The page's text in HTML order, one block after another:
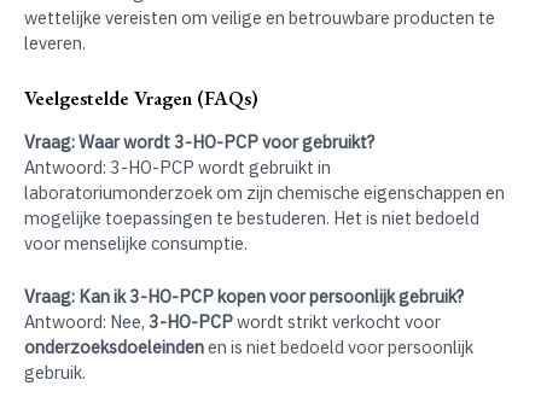
wettelijke vereisten om veilige en betrouwbare producten te
leveren.
Veelgestelde Vragen (FAQs)
Vraag: Waar wordt 3-HO-PCP voor gebruikt?
Antwoord: 3-HO-PCP wordt gebruikt in
laboratoriumonderzoek om zijn chemische eigenschappen en
mogelijke toepassingen te bestuderen. Het is niet bedoeld
voor menselijke consumptie.
Vraag: Kan ik 3-HO-PCP kopen voor persoonlijk gebruik?
Antwoord: Nee, 3-HO-PCPwordt strikt verkocht voor
onderzoeksdoeleindenen is niet bedoeld voor persoonlijk
gebruik.